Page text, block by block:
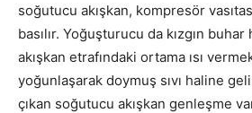
soğutucu akışkan, kompresör
basılır. Yoğuşturucu da kızgın
akışkan etrafındaki ortama ısı
yoğunlaşarak doymuş sıvı haline
çıkan soğutucu akışkan genleşme